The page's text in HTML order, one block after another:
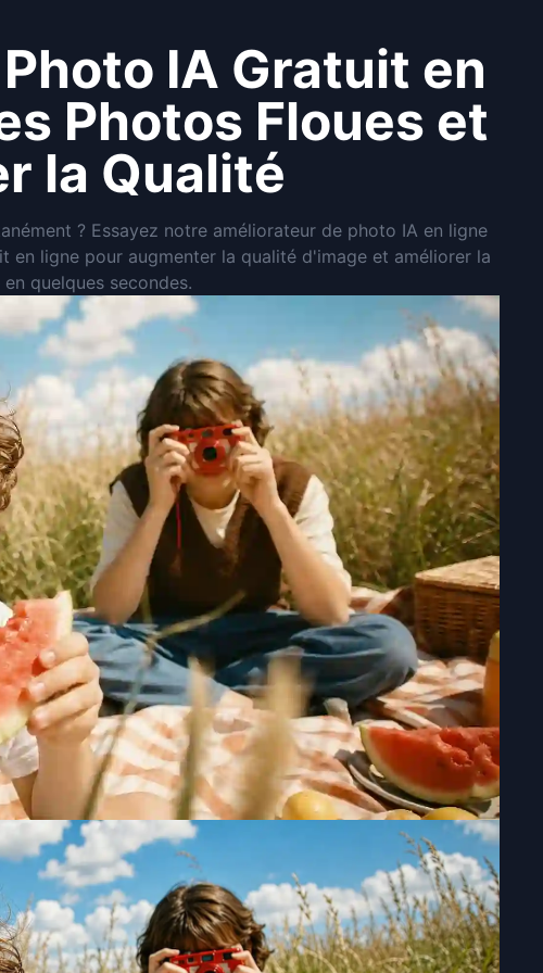
IA Gratuit en
Photos Floues et
la Qualité
? Essayez notre améliorateur de photo IA en ligne
ligne pour augmenter la qualité d'image et améliorer la
quelques secondes.